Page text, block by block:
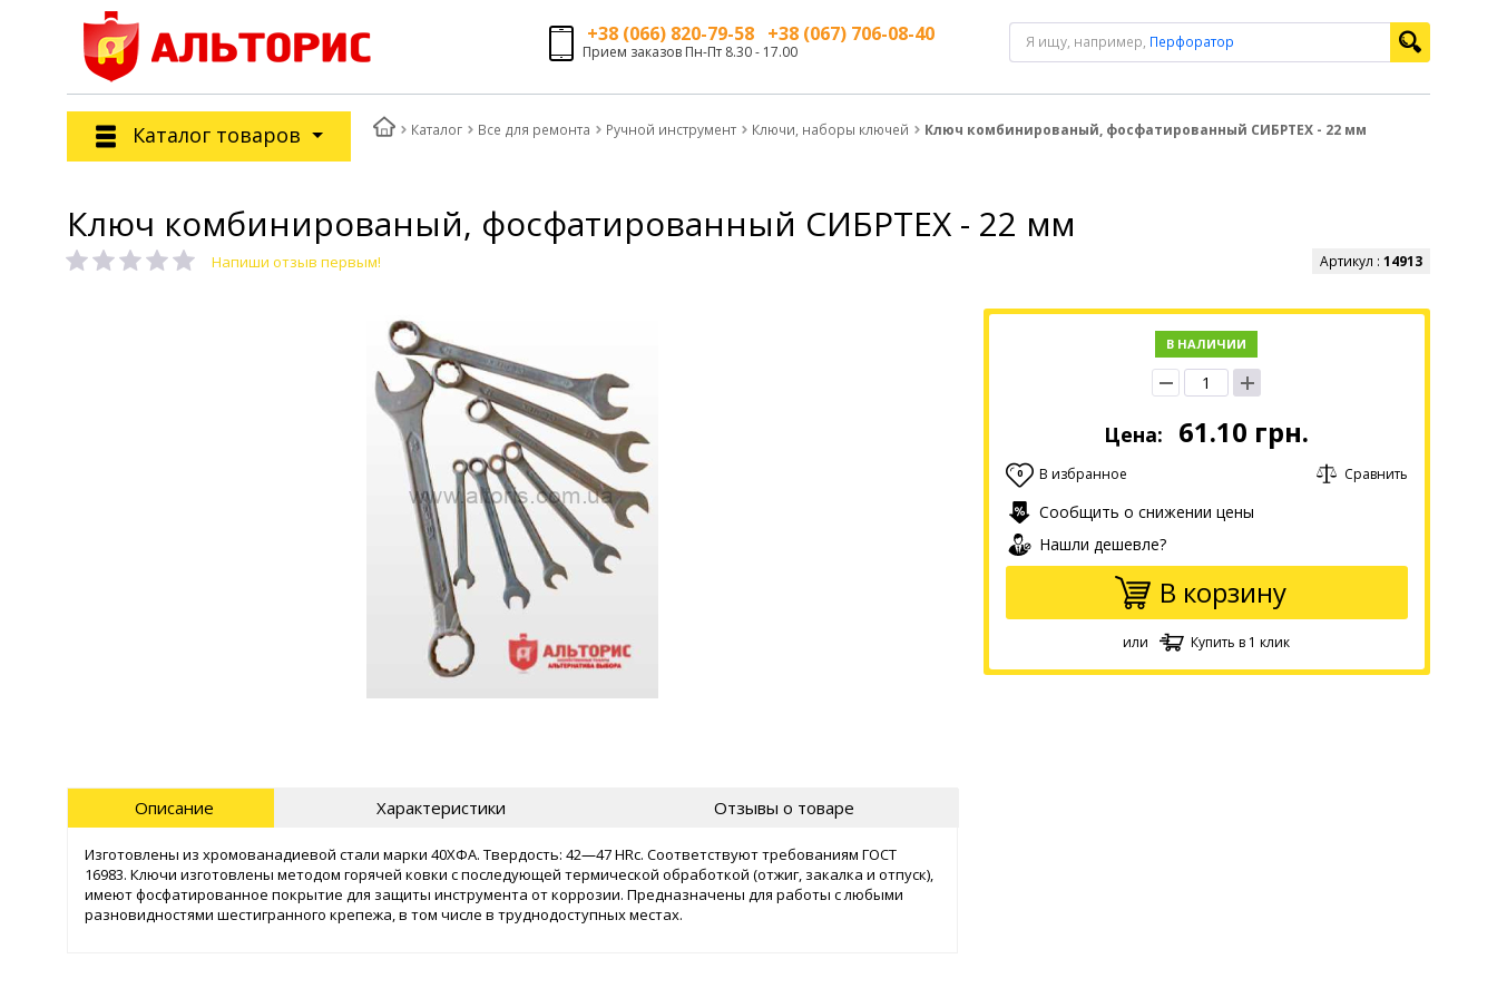
+38 (066) 820-79-58 +38 (067) 706-08-40
Прием заказов Пн-Пт 8.30 - 17.00
Я ищу, например, Перфоратор
Каталог товаров Каталог Все для ремонта Ручной инструмент Ключи, наборы ключей Ключ комбинированый, фосфатированный СИБРТЕХ - 22 мм
Ключ комбинированый, фосфатированный СИБРТЕХ - 22 мм
Напиши отзыв первым! Артикул : 14913
В НАЛИЧИИ
Цена: 61.10 грн.
0 В избранное Сравнить
Сообщить о снижении цены
Нашли дешевле?
В корзину
или Купить в 1 клик
Описание Характеристики Отзывы о товаре
Изготовлены из хромованадиевой стали марки 40ХФА. Твердость: 42―47 HRс. Соответствуют требованиям ГОСТ
16983. Ключи изготовлены методом горячей ковки с последующей термической обработкой (отжиг, закалка и отпуск),
имеют фосфатированное покрытие для защиты инструмента от коррозии. Предназначены для работы с любыми
разновидностями шестигранного крепежа, в том числе в труднодоступных местах.